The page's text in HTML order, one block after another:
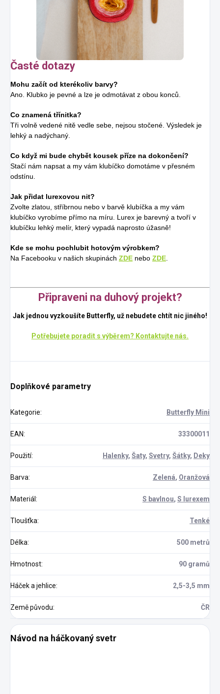
Časté dotazy
Mohu začít od kterékoliv barvy?
Ano. Klubko je pevné a lze je odmotávat z obou konců.
Co znamená třínitka?
Tři volně vedené nitě vedle sebe, nejsou stočené. Výsledek je
lehký a nadýchaný.
Co když mi bude chybět kousek příze na dokončení?
Stačí nám napsat a my vám klubíčko domotáme v přesném
odstínu.
Jak přidat lurexovou nit?
Zvolte zlatou, stříbrnou nebo v barvě klubíčka a my vám
klubíčko vyrobíme přímo na míru. Lurex je barevný a tvoří v
klubíčku lehký melír, který vypadá naprosto úžasně!
Kde se mohu pochlubit hotovým výrobkem?
Na Facebooku v našich skupinách ZDE nebo ZDE.
Připraveni na duhový projekt?
Jak jednou vyzkoušíte Butterfly, už nebudete chtít nic jiného!
Potřebujete poradit s výběrem? Kontaktujte nás.
Doplňkové parametry
Kategorie: Butterfly Mini
EAN: 33300011
Použití: Halenky, Šaty, Svetry, Šátky, Deky
Barva: Zelená, Oranžová
Materiál: S bavlnou, S lurexem
Tloušťka: Tenké
Délka: 500 metrů
Hmotnost: 90 gramů
Háček a jehlice: 2,5-3,5 mm
Země původu: ČR
Návod na háčkovaný svetr